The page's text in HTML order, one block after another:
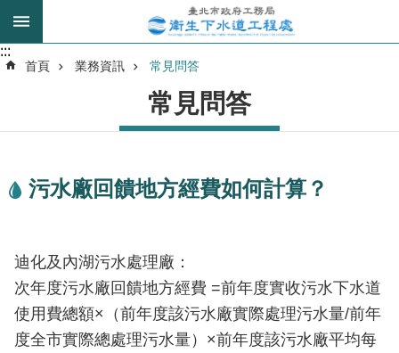
跳到主要內容區塊
進
我
分
是
公
告
:::
:::
首頁 業務資訊 常見問答
常見問答
污水廠回饋地方經費如何計算？
迪化及內湖污水處理廠：
次年度污水廠回饋地方經費 =前年度實收污水下水道
使用費總額×（前年度該污水廠實際處理污水量/前年
度全市實際總處理污水量）×前年度該污水廠平均每